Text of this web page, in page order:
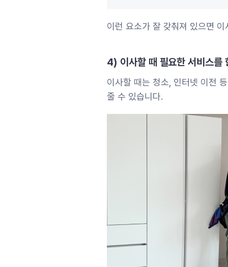
이런 요소가 잘 갖춰져 있으면
4) 이사할 때 필요한 서비스를
이사할 때는 청소, 인터넷 이전
줄 수 있습니다.